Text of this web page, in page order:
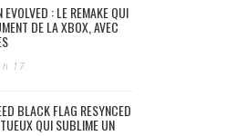
: LE REMAKE QUI
DE LA XBOX, AVEC
17
BLACK FLAG RESYNCED
QUI SUBLIME UN